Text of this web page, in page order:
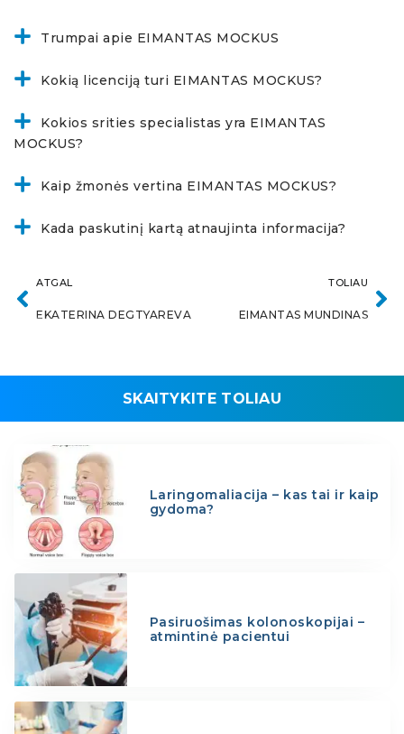
Trumpai apie EIMANTAS MOCKUS
Kokią licenciją turi EIMANTAS MOCKUS?
Kokios srities specialistas yra EIMANTAS
MOCKUS?
Kaip žmonės vertina EIMANTAS MOCKUS?
Kada paskutinį kartą atnaujinta informacija?
ATGAL
EKATERINA DEGTYAREVA
TOLIAU
EIMANTAS MUNDINAS
SKAITYKITE TOLIAU
Laringomaliacija – kas tai ir kaip
gydoma?
Pasiruošimas kolonoskopijai –
atmintinė pacientui